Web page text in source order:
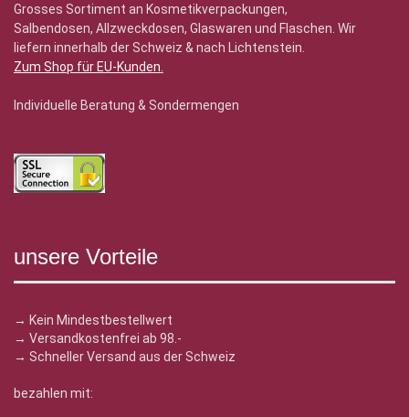
Grosses Sortiment an Kosmetikverpackungen,
Salbendosen, Allzweckdosen, Glaswaren und Flaschen. Wir
liefern innerhalb der Schweiz & nach Lichtenstein.
Zum Shop für EU-Kunden.
Individuelle Beratung & Sondermengen
unsere Vorteile
→ Kein Mindestbestellwert
→ Versandkostenfrei ab 98.-
→ Schneller Versand aus der Schweiz
bezahlen mit: